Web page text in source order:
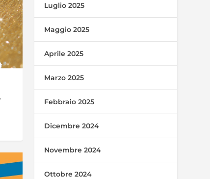
Luglio 2025
Maggio 2025
Aprile 2025
Marzo 2025
Febbraio 2025
Dicembre 2024
Novembre 2024
Ottobre 2024